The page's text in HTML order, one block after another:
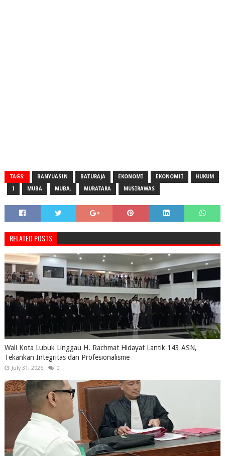
TAGS: BANYUASIN BATURAJA EKONOMI EKONOMII HUKUM
I MUBA MUBA. MURATARA MUSIRAWAS
RELATED POSTS
Wali Kota Lubuk Linggau H. Rachmat Hidayat Lantik 143 ASN,
Tekankan Integritas dan Profesionalisme
July 31, 2026 0